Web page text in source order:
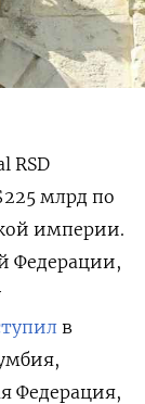
RSD
млрд по
империи.
Федерации,
в
Федерация,